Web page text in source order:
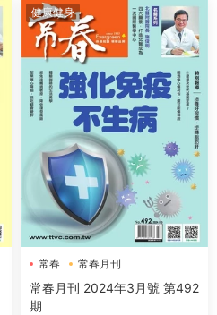
健康健身
常春 常春月刊
常春月刊 2024年3月號 第492
期